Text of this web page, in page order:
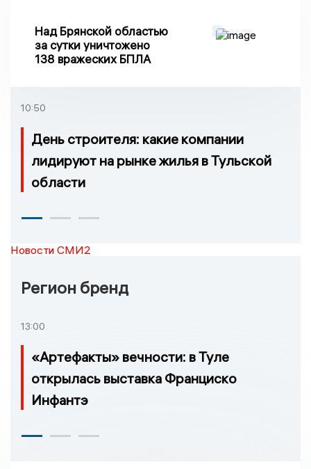
Над Брянской областью
за сутки уничтожено
138 вражеских БПЛА
10:50
День строителя: какие компании
лидируют на рынке жилья в Тульской
области
Новости СМИ2
Регион бренд
13:00
«Артефакты» вечности: в Туле
открылась выставка Франциско
Инфантэ